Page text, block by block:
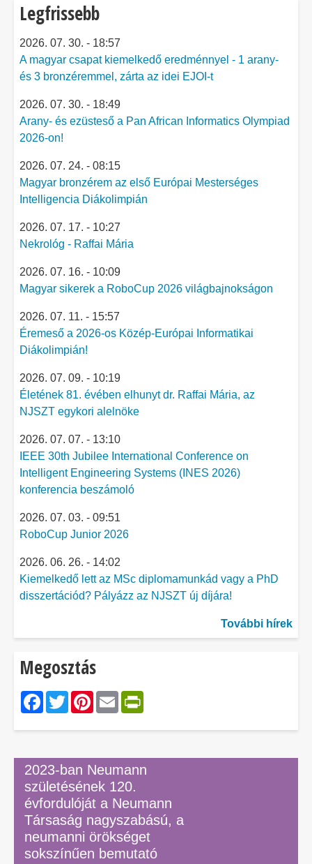
Legfrissebb
2026. 07. 30. - 18:57
A magyar csapat kiemelkedő eredménnyel - 1 arany-
és 3 bronzéremmel, zárta az idei EJOI-t
2026. 07. 30. - 18:49
Arany- és ezüsteső a Pan African Informatics Olympiad
2026-on!
2026. 07. 24. - 08:15
Magyar bronzérem az első Európai Mesterséges
Intelligencia Diákolimpián
2026. 07. 17. - 10:27
Nekrológ - Raffai Mária
2026. 07. 16. - 10:09
Magyar sikerek a RoboCup 2026 világbajnokságon
2026. 07. 11. - 15:57
Éremeső a 2026-os Közép-Európai Informatikai
Diákolimpián!
2026. 07. 09. - 10:19
Életének 81. évében elhunyt dr. Raffai Mária, az
NJSZT egykori alelnöke
2026. 07. 07. - 13:10
IEEE 30th Jubilee International Conference on
Intelligent Engineering Systems (INES 2026)
konferencia beszámoló
2026. 07. 03. - 09:51
RoboCup Junior 2026
2026. 06. 26. - 14:02
Kiemelkedő lett az MSc diplomamunkád vagy a PhD
disszertációd? Pályázz az NJSZT új díjára!
További hírek
Megosztás
Facebook
Twitter
Pinterest
Email
2023-ban Neumann
születésének 120.
évfordulóját a Neumann
Társaság nagyszabású, a
neumanni örökséget
sokszínűen bemutató